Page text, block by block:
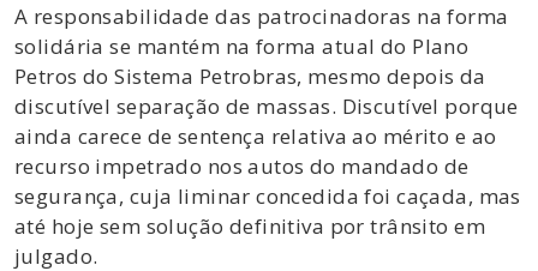
A responsabilidade das patrocinadoras na forma
solidária se mantém na forma atual do Plano
Petros do Sistema Petrobras, mesmo depois da
discutível separação de massas. Discutível porque
ainda carece de sentença relativa ao mérito e ao
recurso impetrado nos autos do mandado de
segurança, cuja liminar concedida foi caçada, mas
até hoje sem solução definitiva por trânsito em
julgado.